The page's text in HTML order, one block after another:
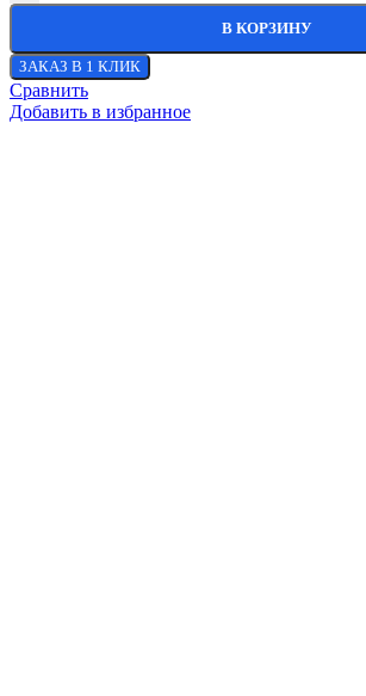
В КОРЗИНУ
ЗАКАЗ В 1 КЛИК
Сравнить
Добавить в избранное